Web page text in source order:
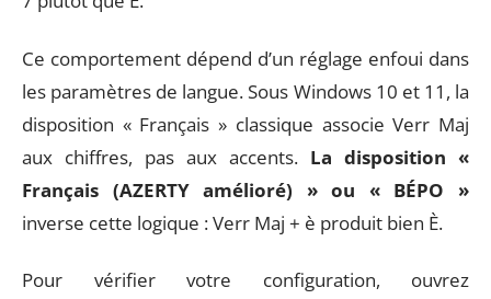
Ce comportement dépend d’un réglage enfoui dans
les paramètres de langue. Sous Windows 10 et 11, la
disposition « Français » classique associe Verr Maj
aux chiffres, pas aux accents. La disposition «
Français (AZERTY amélioré) » ou « BÉPO »
inverse cette logique : Verr Maj + è produit bien È.
Pour vérifier votre configuration, ouvrez